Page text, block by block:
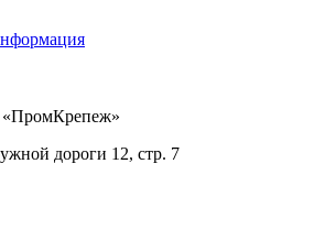
дороги 12, стр. 7